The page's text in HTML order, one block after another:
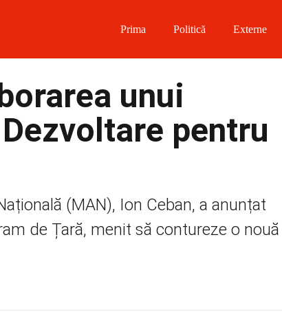
Prima Politică Externe
unui
pentru
(MAN), Ion Ceban, a anunțat
de Țară, menit să contureze o nouă